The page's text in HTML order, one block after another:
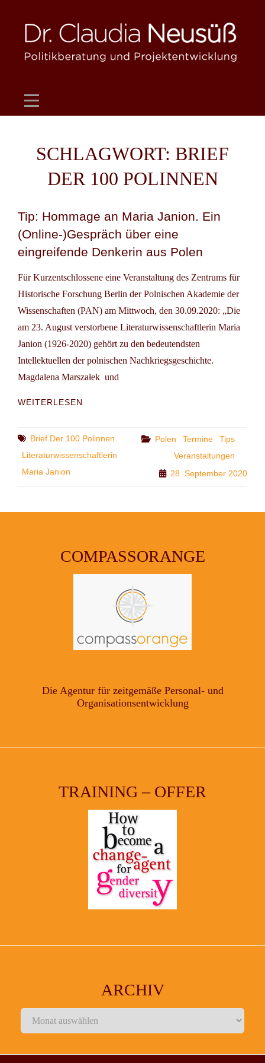
content
SCHLAGWORT: BRIEF
DER 100 POLINNEN
Tip: Hommage an Maria Janion. Ein
(Online-)Gespräch über eine
eingreifende Denkerin aus Polen
Für Kurzentschlossene eine Veranstaltung des Zentrums für
Historische Forschung Berlin der Polnischen Akademie der
Wissenschaften (PAN) am Mittwoch, den 30.09.2020: „Die
am 23. August verstorbene Literaturwissenschaftlerin Maria
Janion (1926-2020) gehört zu den bedeutendsten
Intellektuellen der polnischen Nachkriegsgeschichte.
Magdalena Marszałek und
WEITERLESEN
MARIA
(ONLINE-)GESPRÄCH
EINGREIFENDE
Tags
Brief Der 100 Polinnen
Literaturwissenschaftlerin
Maria Janion
Categories
Polen Termine
Tips
Veranstaltungen
28. September 2020
COMPASSORANGE
Die Agentur für zeitgemäße Personal- und
Organisationsentwicklung
TRAINING – OFFER
ARCHIV
Archiv